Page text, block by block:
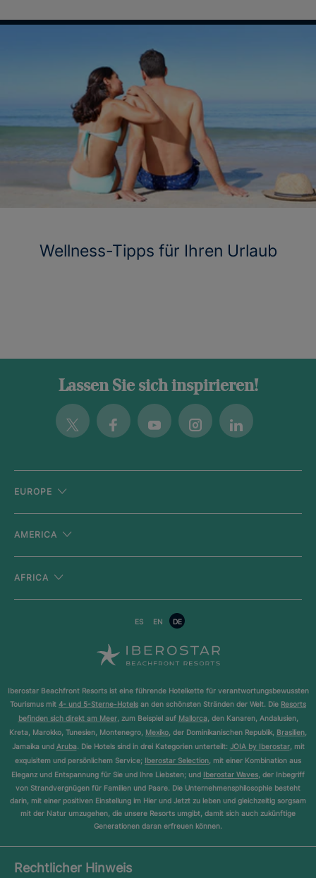
Wellness-Tipps für Ihren Urlaub
Lassen Sie sich inspirieren!
Twitter FacebookYoutubeInstagramLinkedin
EUROPE
AMERICA
AFRICA
ES EN DE
Iberostar Beachfront Resorts ist eine führende Hotelkette für verantwortungsbewussten
Tourismus mit 4- und 5-Sterne-Hotels an den schönsten Stränden der Welt. Die Resorts
befinden sich direkt am Meer, zum Beispiel auf Mallorca, den Kanaren, Andalusien,
Kreta, Marokko, Tunesien, Montenegro, Mexiko, der Dominikanischen Republik, Brasilien,
Jamaika und Aruba. Die Hotels sind in drei Kategorien unterteilt: JOIA by Iberostar, mit
exquisitem und persönlichem Service; Iberostar Selection, mit einer Kombination aus
Eleganz und Entspannung für Sie und Ihre Liebsten; und Iberostar Waves, der Inbegriff
von Strandvergnügen für Familien und Paare. Die Unternehmensphilosophie besteht
darin, mit einer positiven Einstellung im Hier und Jetzt zu leben und gleichzeitig sorgsam
mit der Natur umzugehen, die unsere Resorts umgibt, damit sich auch zukünftige
Generationen daran erfreuen können.
Rechtlicher Hinweis